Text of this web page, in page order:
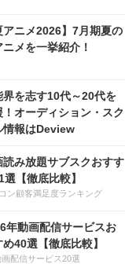
アニメ2026】7月期夏の
ニメを一挙紹介！
界を志す10代～20代を
！オーディション・スク
情報はDeview
読み放題サブスクおすす
選【徹底比較】
ン顧客満足度ランキング
年動画配信サービスお
40選【徹底比較】
配信サービス20選